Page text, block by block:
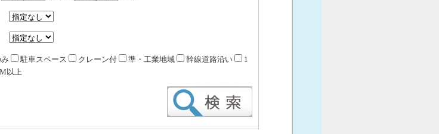
駐車スペース クレーン付 準・工業地域 幹線道路沿い
1
以上